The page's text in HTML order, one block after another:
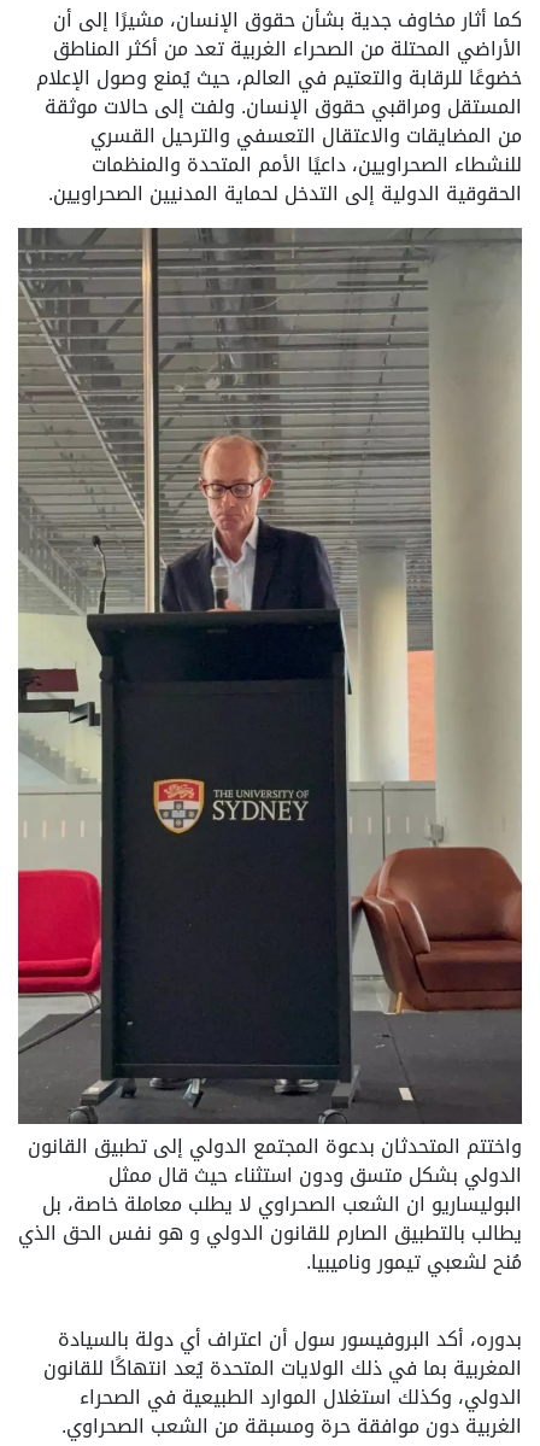
كما أثار مخاوف جدية بشأن حقوق الإنسان، مشيرًا إلى أن
الأراضي المحتلة من الصحراء الغربية تعد من أكثر المناطق
خضوعًا للرقابة والتعتيم في العالم، حيث يُمنع وصول الإعلام
المستقل ومراقبي حقوق الإنسان. ولفت إلى حالات موثقة
من المضايقات والاعتقال التعسفي والترحيل القسري
للنشطاء الصحراويين، داعيًا الأمم المتحدة والمنظمات
الحقوقية الدولية إلى التدخل لحماية المدنيين الصحراويين.
واختتم المتحدثان بدعوة المجتمع الدولي إلى تطبيق القانون
الدولي بشكل متسق ودون استثناء حيث قال ممثل
البوليساريو ان الشعب الصحراوي لا يطلب معاملة خاصة، بل
يطالب بالتطبيق الصارم للقانون الدولي و هو نفس الحق الذي
مُنح لشعبي تيمور وناميبيا.
بدوره، أكد البروفيسور سول أن اعتراف أي دولة بالسيادة
المغربية بما في ذلك الولايات المتحدة يُعد انتهاكًا للقانون
الدولي، وكذلك استغلال الموارد الطبيعية في الصحراء
الغربية دون موافقة حرة ومسبقة من الشعب الصحراوي.